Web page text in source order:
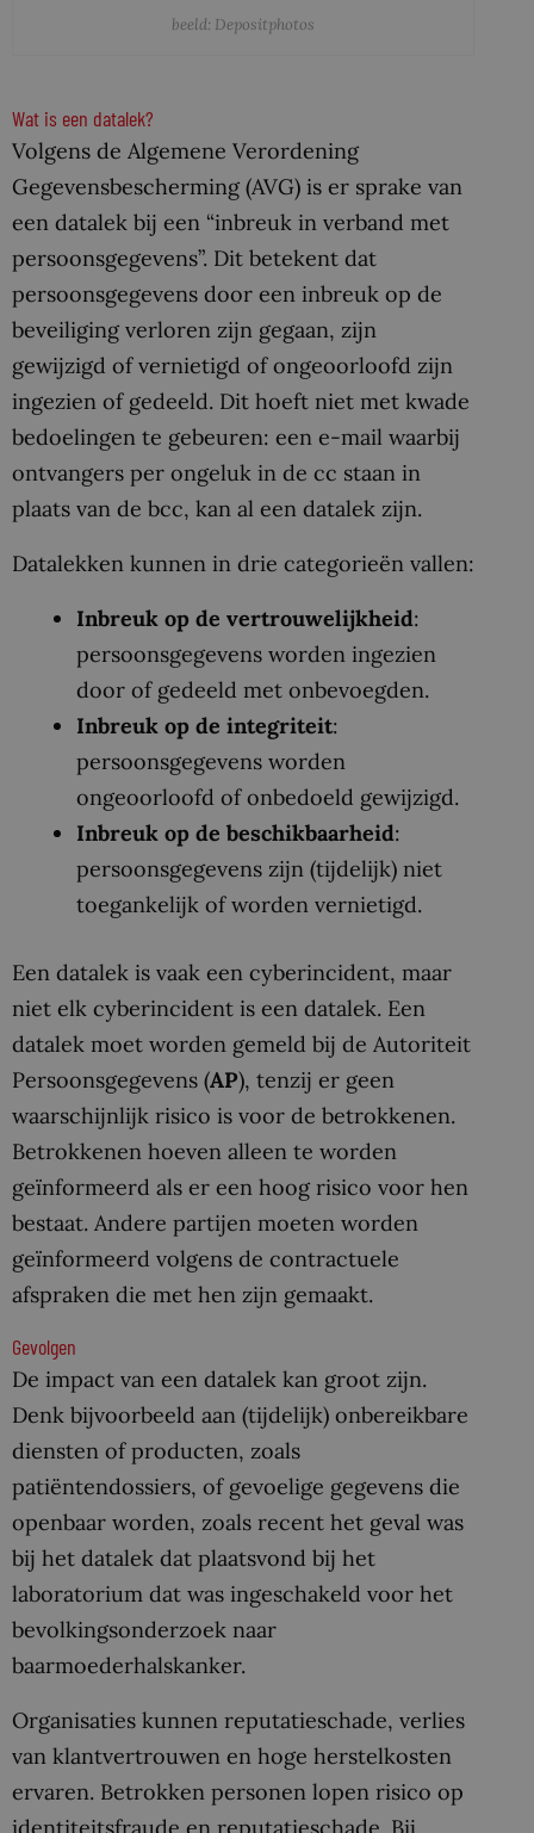
beeld: Depositphotos
Wat is een datalek?
Volgens de Algemene Verordening
Gegevensbescherming (AVG) is er sprake van
een datalek bij een “inbreuk in verband met
persoonsgegevens”. Dit betekent dat
persoonsgegevens door een inbreuk op de
beveiliging verloren zijn gegaan, zijn
gewijzigd of vernietigd of ongeoorloofd zijn
ingezien of gedeeld. Dit hoeft niet met kwade
bedoelingen te gebeuren: een e-mail waarbij
ontvangers per ongeluk in de cc staan in
plaats van de bcc, kan al een datalek zijn.
Datalekken kunnen in drie categorieën vallen:
Inbreuk op de vertrouwelijkheid:
persoonsgegevens worden ingezien
door of gedeeld met onbevoegden.
Inbreuk op de integriteit:
persoonsgegevens worden
ongeoorloofd of onbedoeld gewijzigd.
Inbreuk op de beschikbaarheid:
persoonsgegevens zijn (tijdelijk) niet
toegankelijk of worden vernietigd.
Een datalek is vaak een cyberincident, maar
niet elk cyberincident is een datalek. Een
datalek moet worden gemeld bij de Autoriteit
Persoonsgegevens (AP), tenzij er geen
waarschijnlijk risico is voor de betrokkenen.
Betrokkenen hoeven alleen te worden
geïnformeerd als er een hoog risico voor hen
bestaat. Andere partijen moeten worden
geïnformeerd volgens de contractuele
afspraken die met hen zijn gemaakt.
Gevolgen
De impact van een datalek kan groot zijn.
Denk bijvoorbeeld aan (tijdelijk) onbereikbare
diensten of producten, zoals
patiëntendossiers, of gevoelige gegevens die
openbaar worden, zoals recent het geval was
bij het datalek dat plaatsvond bij het
laboratorium dat was ingeschakeld voor het
bevolkingsonderzoek naar
baarmoederhalskanker.
Organisaties kunnen reputatieschade, verlies
van klantvertrouwen en hoge herstelkosten
ervaren. Betrokken personen lopen risico op
identiteitsfraude en reputatieschade. Bij